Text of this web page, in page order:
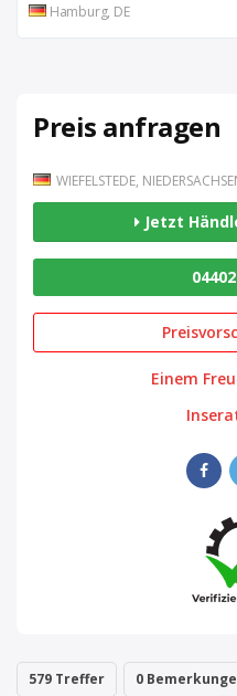
Hamburg, DE
Preis anfragen
WIEFELSTEDE,
Jetzt
Einem
579 Treffer 0